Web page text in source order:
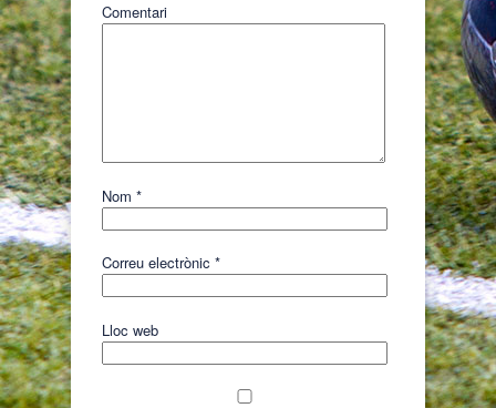
Comentari
Nom *
Correu electrònic *
Lloc web